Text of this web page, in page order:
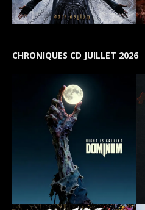
CHRONIQUES CD JUILLET 2026